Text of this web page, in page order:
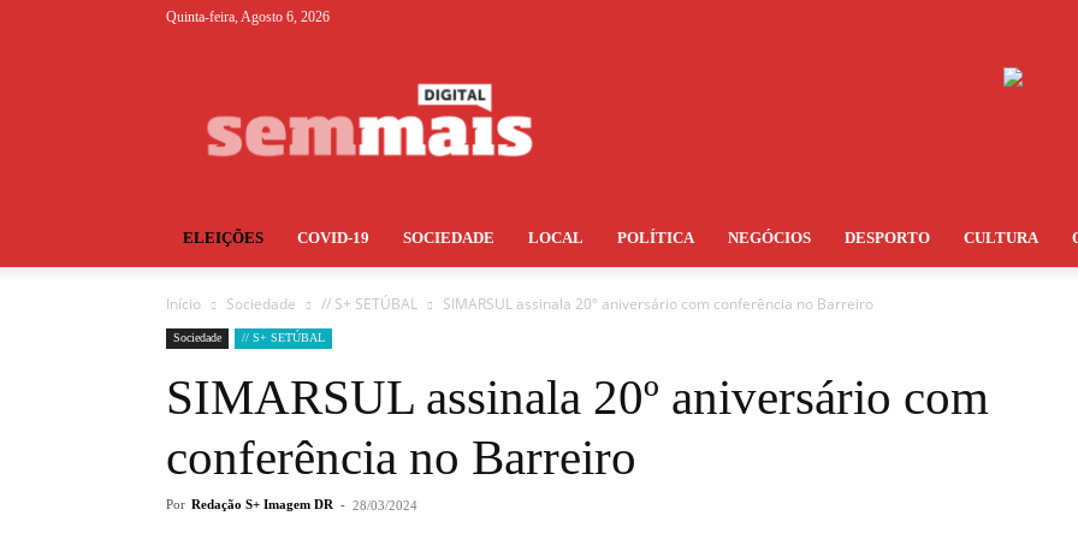
Quinta-feira, Agosto 6, 2026
ELEIÇÕES COVID-19 SOCIEDADE LOCAL POLÍTICA NEGÓCIOS DESPORTO CULTURA
Início Sociedade // S+ SETÚBAL SIMARSUL assinala 20º aniversário com conferência no Barreiro
Sociedade // S+ SETÚBAL
SIMARSUL assinala 20º aniversário com
conferência no Barreiro
Por Redação S+ Imagem DR - 28/03/2024